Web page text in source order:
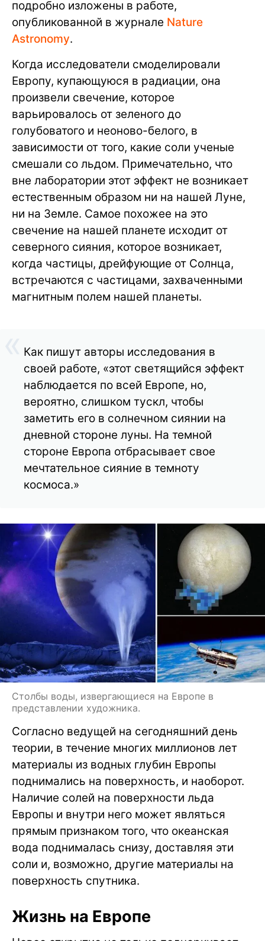
подробно изложены в работе,
опубликованной в журнале Nature
Astronomy.
Когда исследователи смоделировали
Европу, купающуюся в радиации, она
произвели свечение, которое
варьировалось от зеленого до
голубоватого и неоново-белого, в
зависимости от того, какие соли ученые
смешали со льдом. Примечательно, что
вне лаборатории этот эффект не возникает
естественным образом ни на нашей Луне,
ни на Земле. Самое похожее на это
свечение на нашей планете исходит от
северного сияния, которое возникает,
когда частицы, дрейфующие от Солнца,
встречаются с частицами, захваченными
магнитным полем нашей планеты.
Как пишут авторы исследования в
своей работе, «этот светящийся эффект
наблюдается по всей Европе, но,
вероятно, слишком тускл, чтобы
заметить его в солнечном сиянии на
дневной стороне луны. На темной
стороне Европа отбрасывает свое
мечтательное сияние в темноту
космоса.»
Столбы воды, извергающиеся на Европе в
представлении художника.
Согласно ведущей на сегодняшний день
теории, в течение многих миллионов лет
материалы из водных глубин Европы
поднимались на поверхность, и наоборот.
Наличие солей на поверхности льда
Европы и внутри него может являться
прямым признаком того, что океанская
вода поднималась снизу, доставляя эти
соли и, возможно, другие материалы на
поверхность спутника.
Жизнь на Европе